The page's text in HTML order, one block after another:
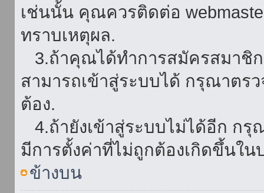
เช่นนั้น คุณควรติดต่อ
ทราบเหตุผล.
3.ถ้าคุณได้ทำการสมัครสมาชิ
สามารถเข้าสู่ระบบได้ กรุณาตร
ต้อง.
4.ถ้ายังเข้าสู่ระบบไม่ได้อีก กรุ
มีการตั้งค่าที่ไม่ถูกต้องเกิดขึ้นใน
ข้างบน